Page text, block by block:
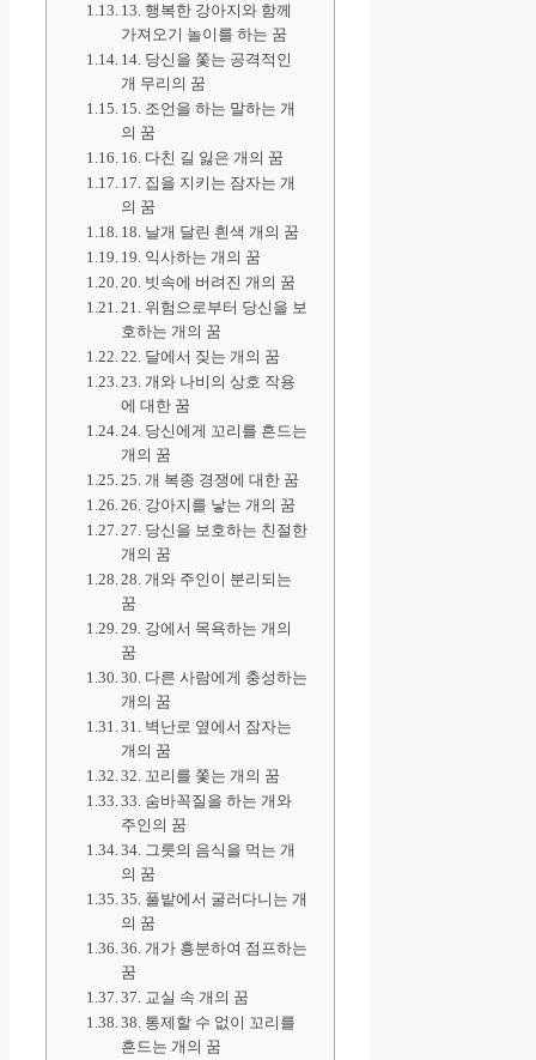
13. 행복한 강아지와 함께
가져오기 놀이를 하는 꿈
14. 당신을 쫓는 공격적인
개 무리의 꿈
15. 조언을 하는 말하는 개
의 꿈
16. 다친 길 잃은 개의 꿈
17. 집을 지키는 잠자는 개
의 꿈
18. 날개 달린 흰색 개의 꿈
19. 익사하는 개의 꿈
20. 빗속에 버려진 개의 꿈
21. 위험으로부터 당신을 보
호하는 개의 꿈
22. 달에서 짖는 개의 꿈
23. 개와 나비의 상호 작용
에 대한 꿈
24. 당신에게 꼬리를 흔드는
개의 꿈
25. 개 복종 경쟁에 대한 꿈
26. 강아지를 낳는 개의 꿈
27. 당신을 보호하는 친절한
개의 꿈
28. 개와 주인이 분리되는
꿈
29. 강에서 목욕하는 개의
꿈
30. 다른 사람에게 충성하는
개의 꿈
31. 벽난로 옆에서 잠자는
개의 꿈
32. 꼬리를 쫓는 개의 꿈
33. 숨바꼭질을 하는 개와
주인의 꿈
34. 그릇의 음식을 먹는 개
의 꿈
35. 풀밭에서 굴러다니는 개
의 꿈
36. 개가 흥분하여 점프하는
꿈
37. 교실 속 개의 꿈
38. 통제할 수 없이 꼬리를
흔드는 개의 꿈